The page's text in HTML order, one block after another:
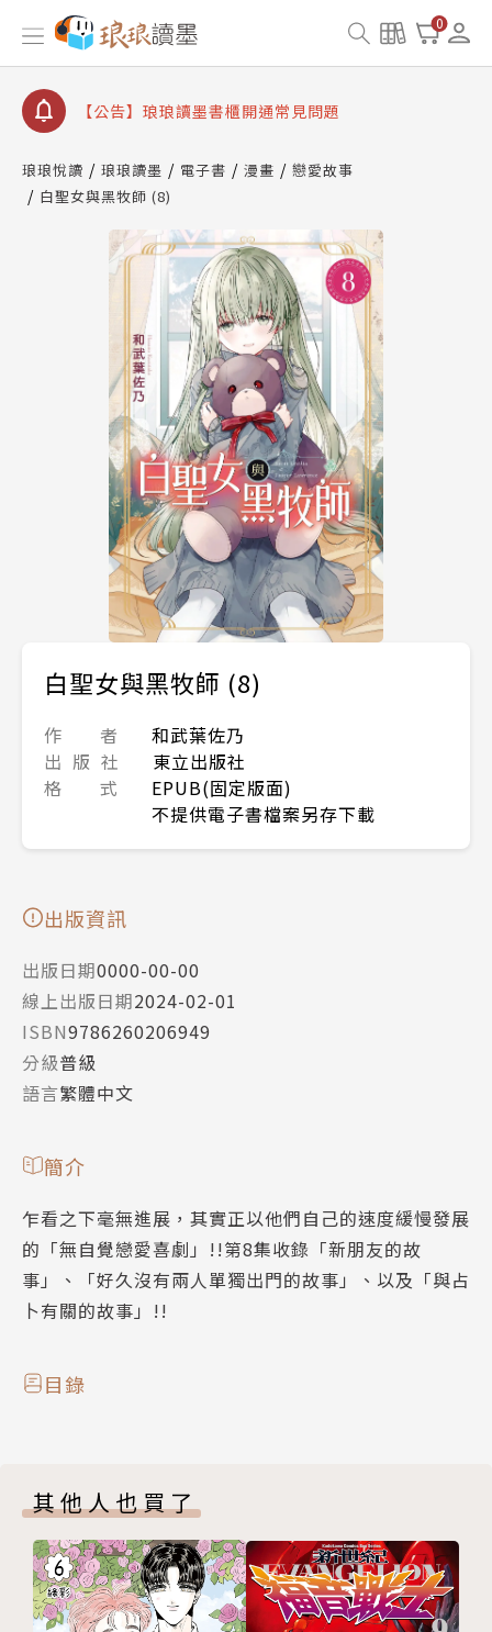
0
【公告】琅琅讀墨數位閱讀資產合併與書櫃開通申請
【公告】琅琅讀墨書櫃開通常見問題
【公告】琅琅讀墨 3 分鐘完成書櫃開通與資產合併申
請圖文教學
查詢
【公告】琅琅讀墨數位閱讀資產合併與書櫃開通申請
琅琅悅讀 琅琅讀墨 電子書 漫畫
戀愛故事
白聖女與黑牧師 (8)
白聖女與黑牧師 (8)
作 者
和武葉佐乃
出 版 社
東立出版社
格 式
EPUB(固定版面)
不提供電子書檔案另存下載
出版資訊
出版日期0000-00-00
線上出版日期2024-02-01
ISBN9786260206949
分級普級
語言繁體中文
簡介
乍看之下毫無進展，其實正以他們自己的速度緩慢發展
的「無自覺戀愛喜劇」!!第8集收錄「新朋友的故
事」、「好久沒有兩人單獨出門的故事」、以及「與占
卜有關的故事」!!
目錄
其他人也買了